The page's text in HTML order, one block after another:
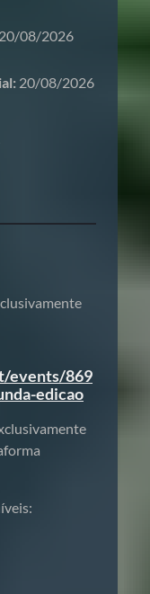
20/08/2026
20/08/2026
events/869
edicao